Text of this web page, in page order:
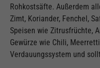
Rohkostsäfte. Außerdem
Zimt, Koriander, Fenchel,
Speisen wie Zitrusfrüchte,
Gewürze wie Chili,
Verdauungssystem und